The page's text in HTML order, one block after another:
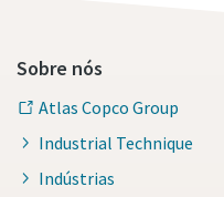
Sobre nós
Atlas Copco Group
Industrial Technique
Indústrias